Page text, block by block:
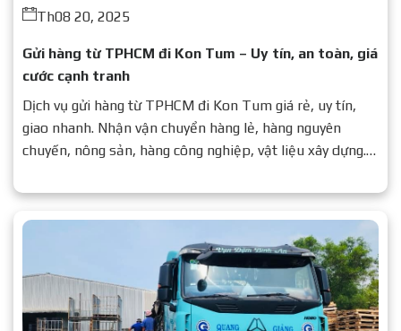
Th08 20, 2025
Gửi hàng từ TPHCM đi Kon Tum – Uy tín, an toàn, giá
cước cạnh tranh
Dịch vụ gửi hàng từ TPHCM đi Kon Tum giá rẻ, uy tín,
giao nhanh. Nhận vận chuyển hàng lẻ, hàng nguyên
chuyến, nông sản, hàng công nghiệp, vật liệu xây dựng.